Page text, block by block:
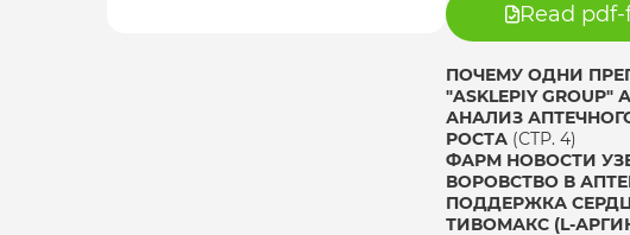
Read
ПОЧЕМУ ОДНИ
"ASKLEPIY
АНАЛИЗ
РОСТА (СТР. 4)
ФАРМ НОВОСТИ
ВОРОВСТВО В
ПОДДЕРЖКА
ТИВОМАКС (L-